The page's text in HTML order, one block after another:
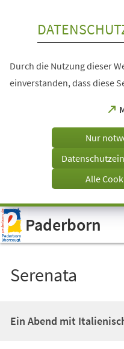
Visuelle
Assistenzsoftware
öffnen.
Durch die Nutzung dieser
einverstanden, dass diese
Nur
Alle
Paderborn
Serenata
Ein Abend mit